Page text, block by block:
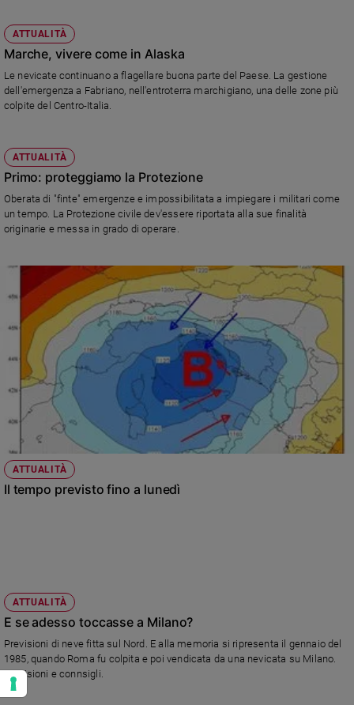
ATTUALITÀ
Marche, vivere come in Alaska
Le nevicate continuano a flagellare buona parte del Paese. La gestione
dell'emergenza a Fabriano, nell'entroterra marchigiano, una delle zone più
colpite del Centro-Italia.
ATTUALITÀ
Primo: proteggiamo la Protezione
Oberata di "finte" emergenze e impossibilitata a impiegare i militari come
un tempo. La Protezione civile dev'essere riportata alla sue finalità
originarie e messa in grado di operare.
ATTUALITÀ
Il tempo previsto fino a lunedì
ATTUALITÀ
E se adesso toccasse a Milano?
Previsioni di neve fitta sul Nord. E alla memoria si ripresenta il gennaio del
1985, quando Roma fu colpita e poi vendicata da una nevicata su Milano.
Previsioni e connsigli.